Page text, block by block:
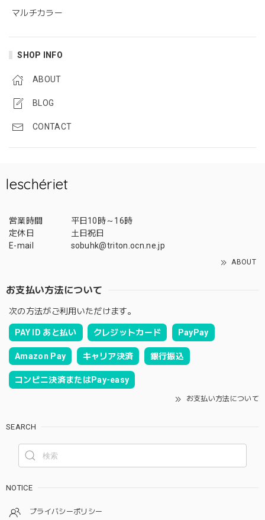
マルチカラー
SHOP INFO
ABOUT
BLOG
CONTACT
leschériet
営業時間
平日10時～16時
定休日
土日祝日
E-mail
sobuhk@triton.ocn.ne.jp
ABOUT
お支払い方法について
次の方法がご利用いただけます。
PAY ID あと払い クレジットカード PayPay
Amazon Pay キャリア決済 銀行振込
コンビニ決済またはPay-easy
お支払い方法について
SEARCH
NOTICE
プライバシーポリシー